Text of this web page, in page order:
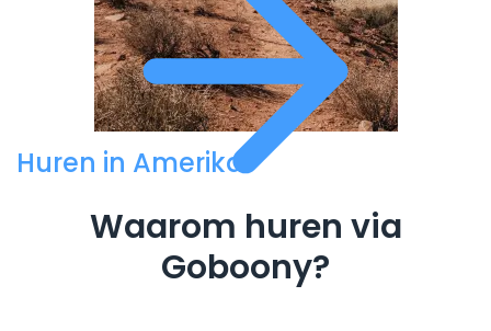
Huren in Amerika
Waarom huren via
Goboony?